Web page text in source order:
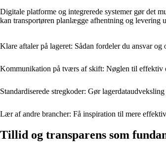
Digitale platforme og integrerede systemer gør det
kan transportøren planlægge afhentning og levering
Klare aftaler på lageret: Sådan fordeler du ansvar
Kommunikation på tværs af skift: Nøglen til effektiv
Standardiserede stregkoder: Gør
Lær af andre brancher: Få inspiration til mere
Tillid og transparens som